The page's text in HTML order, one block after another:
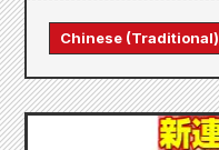
Chinese (Traditional)